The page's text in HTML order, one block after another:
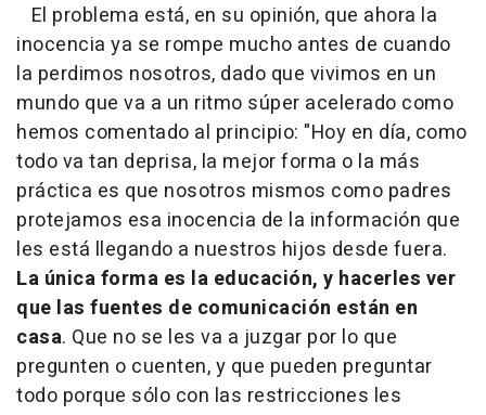
El problema está, en su opinión, que ahora la
inocencia ya se rompe mucho antes de cuando
la perdimos nosotros, dado que vivimos en un
mundo que va a un ritmo súper acelerado como
hemos comentado al principio: "Hoy en día, como
todo va tan deprisa, la mejor forma o la más
práctica es que nosotros mismos como padres
protejamos esa inocencia de la información que
les está llegando a nuestros hijos desde fuera.
La única forma es la educación, y hacerles ver
que las fuentes de comunicación están en
casa. Que no se les va a juzgar por lo que
pregunten o cuenten, y que pueden preguntar
todo porque sólo con las restricciones les